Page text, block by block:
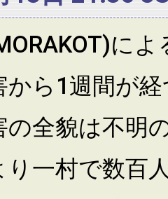
に
から1週間が
の全貌は不明
り一村で数百